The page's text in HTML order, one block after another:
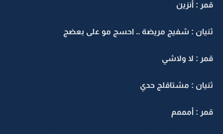
قمر : أنزين
ثنيان : شفيج مريضة .. احسج مو على بعضج
قمر : لا ولاشي
ثنيان : مشتاقلج حدي
قمر : أمممم